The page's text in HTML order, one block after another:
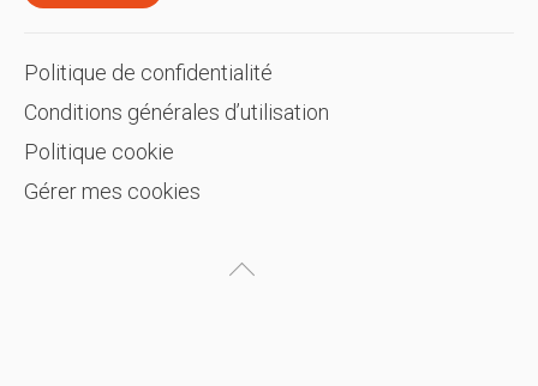
Politique de confidentialité
Conditions générales d’utilisation
Politique cookie
Gérer mes cookies